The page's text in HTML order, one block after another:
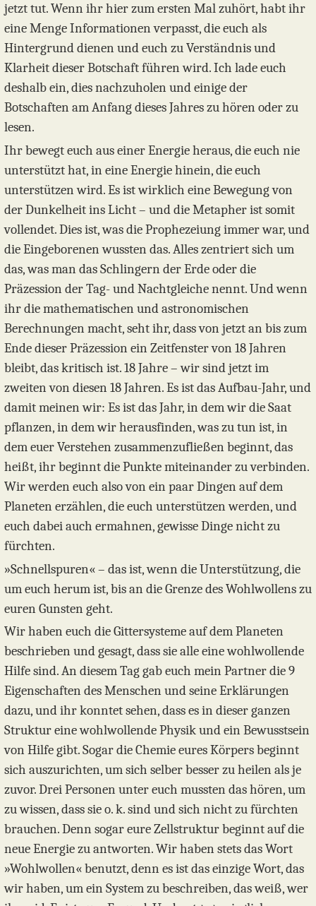
jetzt tut. Wenn ihr hier zum ersten Mal zuhört, habt ihr
eine Menge Informationen verpasst, die euch als
Hintergrund dienen und euch zu Verständnis und
Klarheit dieser Botschaft führen wird. Ich lade euch
deshalb ein, dies nachzuholen und einige der
Botschaften am Anfang dieses Jahres zu hören oder zu
lesen.
Ihr bewegt euch aus einer Energie heraus, die euch nie
unterstützt hat, in eine Energie hinein, die euch
unterstützen wird. Es ist wirklich eine Bewegung von
der Dunkelheit ins Licht – und die Metapher ist somit
vollendet. Dies ist, was die Prophezeiung immer war, und
die Eingeborenen wussten das. Alles zentriert sich um
das, was man das Schlingern der Erde oder die
Präzession der Tag- und Nachtgleiche nennt. Und wenn
ihr die mathematischen und astronomischen
Berechnungen macht, seht ihr, dass von jetzt an bis zum
Ende dieser Präzession ein Zeitfenster von 18 Jahren
bleibt, das kritisch ist. 18 Jahre – wir sind jetzt im
zweiten von diesen 18 Jahren. Es ist das Aufbau-Jahr, und
damit meinen wir: Es ist das Jahr, in dem wir die Saat
pflanzen, in dem wir herausfinden, was zu tun ist, in
dem euer Verstehen zusammenzufließen beginnt, das
heißt, ihr beginnt die Punkte miteinander zu verbinden.
Wir werden euch also von ein paar Dingen auf dem
Planeten erzählen, die euch unterstützen werden, und
euch dabei auch ermahnen, gewisse Dinge nicht zu
fürchten.
»Schnellspuren« – das ist, wenn die Unterstützung, die
um euch herum ist, bis an die Grenze des Wohlwollens zu
euren Gunsten geht.
Wir haben euch die Gittersysteme auf dem Planeten
beschrieben und gesagt, dass sie alle eine wohlwollende
Hilfe sind. An diesem Tag gab euch mein Partner die 9
Eigenschaften des Menschen und seine Erklärungen
dazu, und ihr konntet sehen, dass es in dieser ganzen
Struktur eine wohlwollende Physik und ein Bewusstsein
von Hilfe gibt. Sogar die Chemie eures Körpers beginnt
sich auszurichten, um sich selber besser zu heilen als je
zuvor. Drei Personen unter euch mussten das hören, um
zu wissen, dass sie o. k. sind und sich nicht zu fürchten
brauchen. Denn sogar eure Zellstruktur beginnt auf die
neue Energie zu antworten. Wir haben stets das Wort
»Wohlwollen« benutzt, denn es ist das einzige Wort, das
wir haben, um ein System zu beschreiben, das weiß, wer